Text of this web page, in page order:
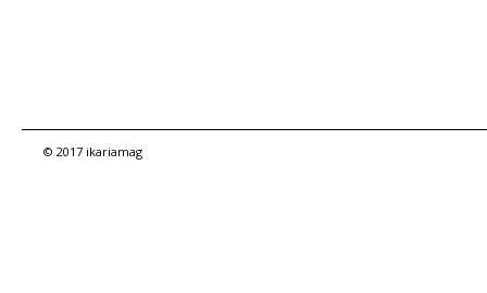
© 2017 ikariamag